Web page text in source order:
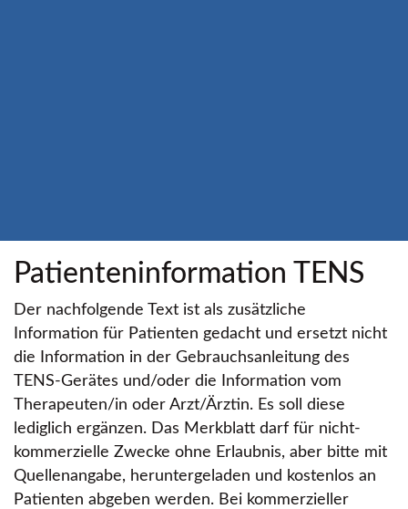
Patienteninformation TENS
Der nachfolgende Text ist als zusätzliche
Information für Patienten gedacht und ersetzt nicht
die Information in der Gebrauchsanleitung des
TENS-Gerätes und/oder die Information vom
Therapeuten/in oder Arzt/Ärztin. Es soll diese
lediglich ergänzen. Das Merkblatt darf für nicht-
kommerzielle Zwecke ohne Erlaubnis, aber bitte mit
Quellenangabe, heruntergeladen und kostenlos an
Patienten abgeben werden. Bei kommerzieller